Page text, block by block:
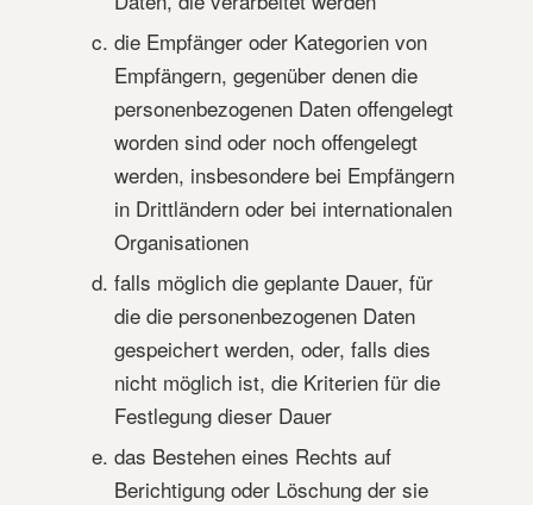
die Empfänger oder Kategorien von
Empfängern, gegenüber denen die
personenbezogenen Daten offengelegt
worden sind oder noch offengelegt
werden, insbesondere bei Empfängern
in Drittländern oder bei internationalen
Organisationen
falls möglich die geplante Dauer, für
die die personenbezogenen Daten
gespeichert werden, oder, falls dies
nicht möglich ist, die Kriterien für die
Festlegung dieser Dauer
das Bestehen eines Rechts auf
Berichtigung oder Löschung der sie